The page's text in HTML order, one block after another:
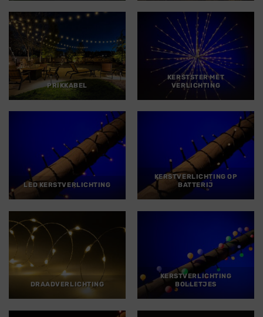
PRIKKABEL
KERSTSTER MET
VERLICHTING
LED KERSTVERLICHTING
KERSTVERLICHTING OP
BATTERIJ
DRAADVERLICHTING
KERSTVERLICHTING
BOLLETJES